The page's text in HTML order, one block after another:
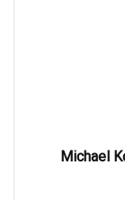
Michael